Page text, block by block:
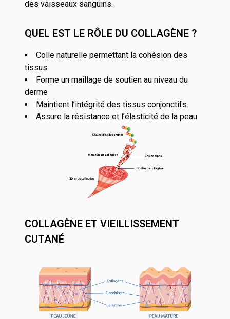
des vaisseaux sanguins.
QUEL EST LE RÔLE DU COLLAGÈNE ?
Colle naturelle permettant la cohésion des
tissus
Forme un maillage de soutien au niveau du
derme
Maintient l’intégrité des tissus conjonctifs.
Assure la résistance et l’élasticité de la peau
COLLAGÈNE ET VIEILLISSEMENT
CUTANÉ